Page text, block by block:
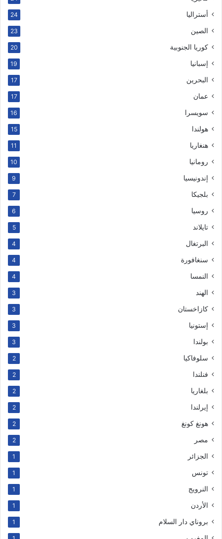
أستراليا 24
الصين 23
كوريا الجنوبية 20
إسبانيا 19
البحرين 17
عمان 17
سويسرا 16
هولندا 15
هنغاريا 11
رومانيا 10
إندونيسيا 9
بلجيكا 7
روسيا 6
تايلاند 5
البرتغال 4
سنغافورة 4
النمسا 4
الهند 3
كازاخستان 3
إستونيا 3
بولندا 3
سلوفاكيا 2
فنلندا 2
بلغاريا 2
إيرلندا 2
هونغ كونغ 2
مصر 2
الجزائر 1
تونس 1
النرويج 1
الأردن 1
بروناي دار السلام 1